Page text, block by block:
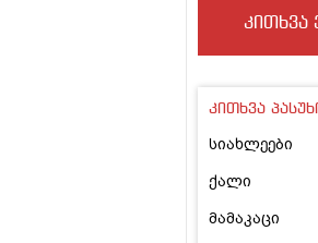
კითხვა
კითხვა
სიახლეები
ქალი
მამაკაცი